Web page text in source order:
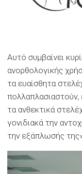
Αυτό συμβαίνει
ανορθολογικής
τα ευαίσθητα
πολλαπλασιαστούν,
τα ανθεκτικά
γονιδιακά την
την εξάπλωσής